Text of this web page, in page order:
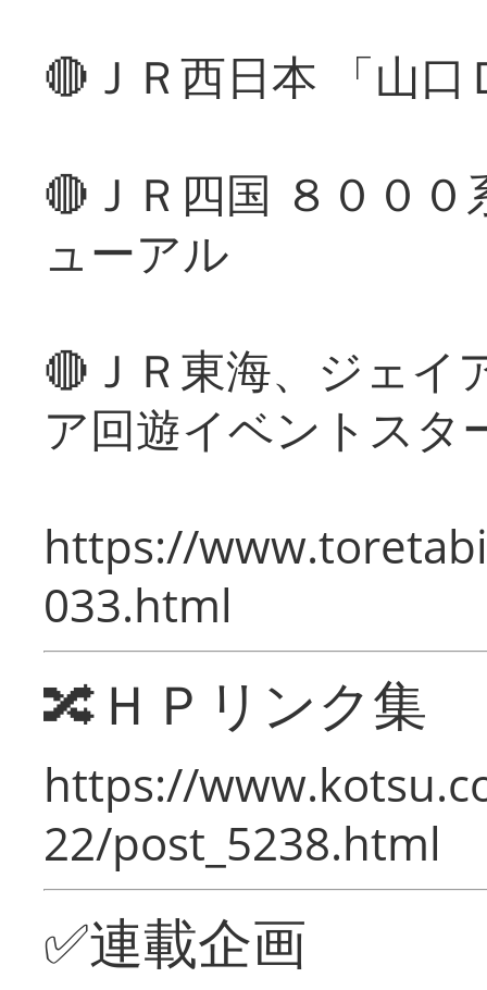
🔴ＪＲ西日本 「山
🔴ＪＲ四国 ８００
ューアル
🔴ＪＲ東海、ジェイ
ア回遊イベントスタ
https://
033.html
🔀ＨＰリンク集
https://
22/post_5238.html
✅連載企画